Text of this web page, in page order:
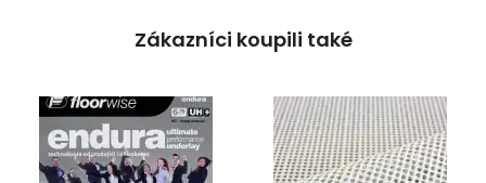
Zákazníci koupili také